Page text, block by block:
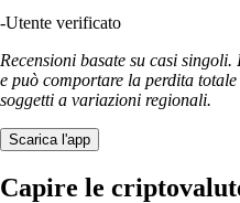
-Utente verificato
Recensioni basate su casi
e può comportare la perdita
soggetti a variazioni regionali.
Scarica l'app
Capire le